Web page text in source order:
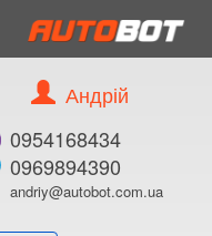
Андрій
0954168434
0969894390
andriy@autobot.com.ua